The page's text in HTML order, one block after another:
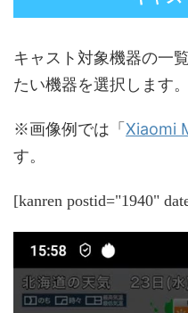
キャスト対象機器の一
たい機器を選択します。
※画像例では「 Xiaomi
す。
[kanren postid="1940"